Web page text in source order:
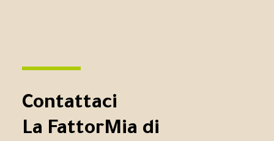
Contattaci
La FattorMia di